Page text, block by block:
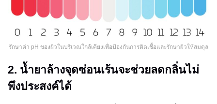
รักษาค่า pH ของผิวในบริเวณใกล้เคียงเพื่อป้องกันการติดเชื้อและรักษาผิวให้สมดุล
2. น้ำยาล้างจุดซ่อนเร้นจะช่วยลดกลิ่นไม่
พึงประสงค์ได้